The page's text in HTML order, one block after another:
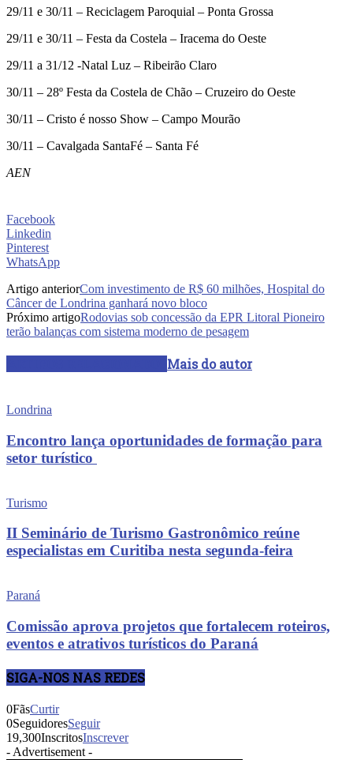
29/11 e 30/11 – Reciclagem Paroquial – Ponta Grossa
29/11 e 30/11 – Festa da Costela – Iracema do Oeste
29/11 a 31/12 -Natal Luz – Ribeirão Claro
30/11 – 28º Festa da Costela de Chão – Cruzeiro do Oeste
30/11 – Cristo é nosso Show – Campo Mourão
30/11 – Cavalgada SantaFé – Santa Fé
AEN
Facebook
Linkedin
Pinterest
WhatsApp
Artigo anteriorCom investimento de R$ 60 milhões, Hospital do
Câncer de Londrina ganhará novo bloco
Próximo artigoRodovias sob concessão da EPR Litoral Pioneiro
terão balanças com sistema moderno de pesagem
Mais do autor
Londrina
Encontro lança oportunidades de formação para
setor turístico
Turismo
II Seminário de Turismo Gastronômico reúne
especialistas em Curitiba nesta segunda-feira
Paraná
Comissão aprova projetos que fortalecem roteiros,
eventos e atrativos turísticos do Paraná
SIGA-NOS NAS REDES
0FãsCurtir
0SeguidoresSeguir
19,300InscritosInscrever
- Advertisement -